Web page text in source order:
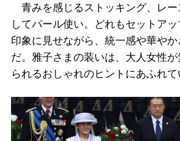
青みを感じるストッキング、レー
してパール使い。どれもセットア
印象に見せながら、統一感や華や
だ。雅子さまの装いは、大人女性
られるおしゃれのヒントにあふれて